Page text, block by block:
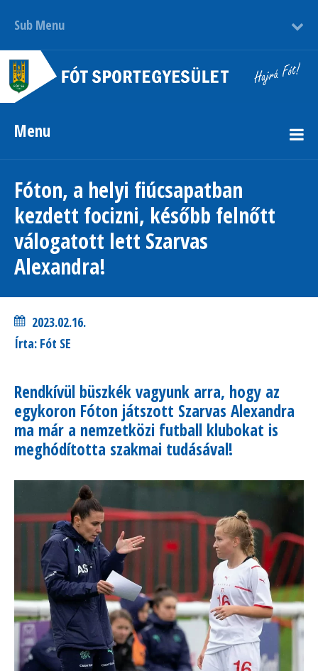
Sub Menu
Menu
Fóton, a helyi fiúcsapatban
kezdett focizni, később felnőtt
válogatott lett Szarvas
Alexandra!
2023.02.16.
Írta: Fót SE
Rendkívül büszkék vagyunk arra, hogy az
egykoron Fóton játszott Szarvas Alexandra
ma már a nemzetközi futball klubokat is
meghódította szakmai tudásával!